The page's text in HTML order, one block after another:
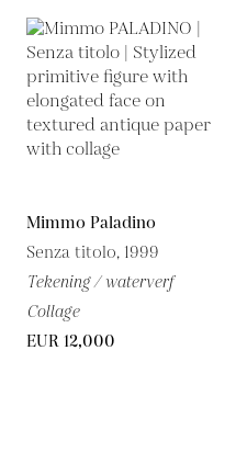
Mimmo Paladino
Senza titolo, 1999
Tekening / waterverf
Collage
EUR 12,000